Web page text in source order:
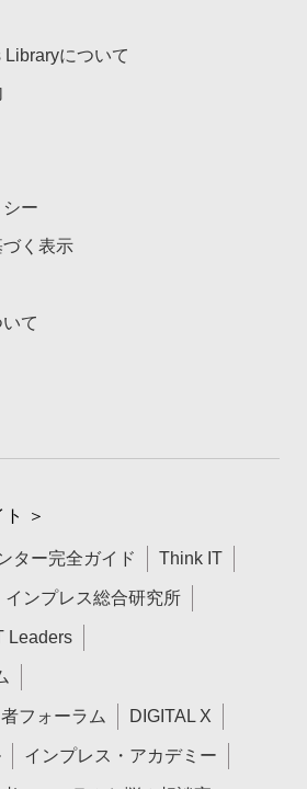
Libraryについて
ー
く表示
て
＞
ター完全ガイド Think IT
インプレス総合研究所
Leaders
フォーラム DIGITAL X
インプレス・アカデミー